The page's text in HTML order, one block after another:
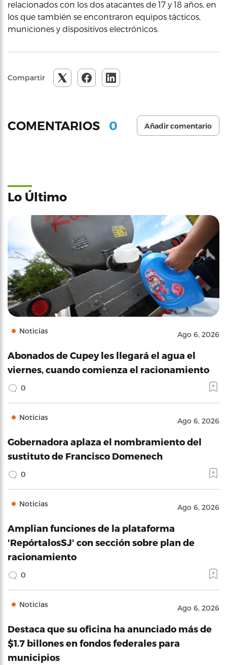
relacionados con los dos atacantes de 17 y 18 años, en
los que también se encontraron equipos tácticos,
municiones y dispositivos electrónicos.
Compartir
COMENTARIOS 0 Añadir comentario
Lo Último
Noticias Ago 6, 2026
Abonados de Cupey les llegará el agua el
viernes, cuando comienza el racionamiento
0
Noticias Ago 6, 2026
Gobernadora aplaza el nombramiento del
sustituto de Francisco Domenech
0
Noticias Ago 6, 2026
Amplian funciones de la plataforma
'RepórtalosSJ' con sección sobre plan de
racionamiento
0
Noticias Ago 6, 2026
Destaca que su oficina ha anunciado más de
$1.7 billones en fondos federales para
municipios